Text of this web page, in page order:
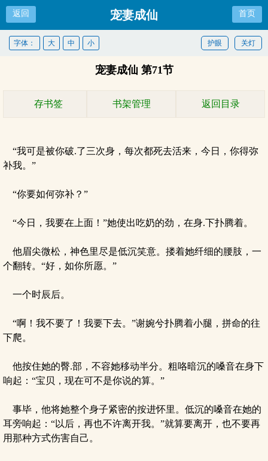
返回 宠妻成仙 首页
关灯
护眼
字体： 大 中 小
宠妻成仙 第71节
存书签 书架管理 返回目录
“我可是被你破.了三次身，每次都死去活来，今日，你得弥
补我。”
“你要如何弥补？”
“今日，我要在上面！”她使出吃奶的劲，在身.下扑腾着。
他眉尖微松，神色里尽是低沉笑意。搂着她纤细的腰肢，一
个翻转。“好，如你所愿。”
一个时辰后。
“啊！我不要了！我要下去。”谢婉兮扑腾着小腿，拼命的往
下爬。
他按住她的臀.部，不容她移动半分。粗咯暗沉的嗓音在身下
响起：“宝贝，现在可不是你说的算。”
事毕，他将她整个身子紧密的按进怀里。低沉的嗓音在她的
耳旁响起：“以后，再也不许离开我。”就算要离开，也不要再
用那种方式伤害自己。